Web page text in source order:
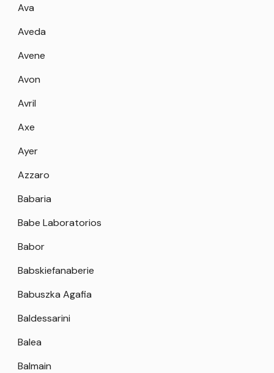
Ava
Aveda
Avene
Avon
Avril
Axe
Ayer
Azzaro
Babaria
Babe Laboratorios
Babor
Babskiefanaberie
Babuszka Agafia
Baldessarini
Balea
Balmain